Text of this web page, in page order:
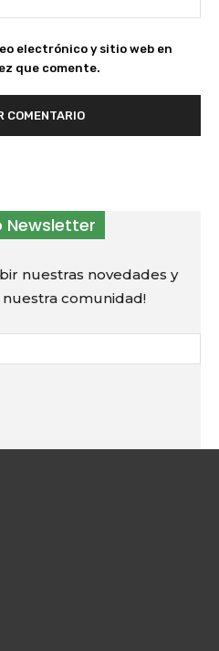
electrónico y sitio web en
que comente.
Newsletter
nuestras novedades y
comunidad!